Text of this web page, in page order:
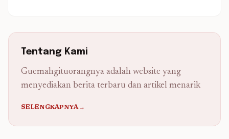
Tentang Kami
Guemahgituorangnya adalah website yang
menyediakan berita terbaru dan artikel menarik
SELENGKAPNYA→